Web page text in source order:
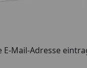
Start
und 1 Filtervlies für
Reinigung
E-Mail-Adresse